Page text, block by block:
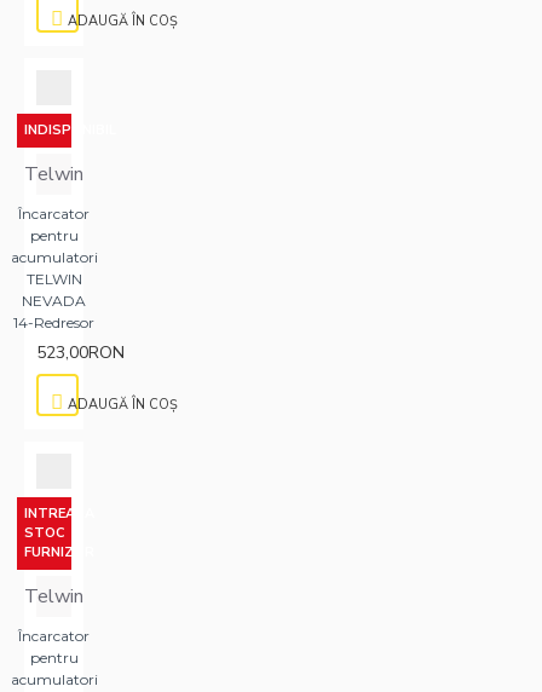
ADAUGĂ ÎN COŞ
INDISPONIBIL
Telwin
Încarcator
pentru
acumulatori
TELWIN
NEVADA
14-Redresor
523,00RON
ADAUGĂ ÎN COŞ
INTREABA
STOC
FURNIZOR
Telwin
Încarcator
pentru
acumulatori